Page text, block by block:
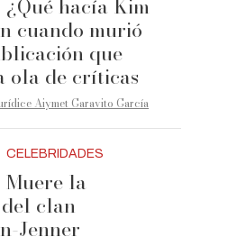
¿Qué hacía Kim
cuando murió
que
ola de críticas
Aiymet Garavito García
CELEBRIDADES
Muere la
clan
Jenner